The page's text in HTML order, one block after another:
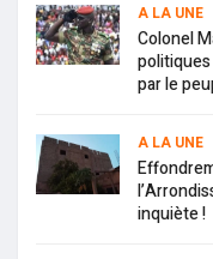
A LA UNE
Colonel
politiques
par le
A LA UNE
inquiète !